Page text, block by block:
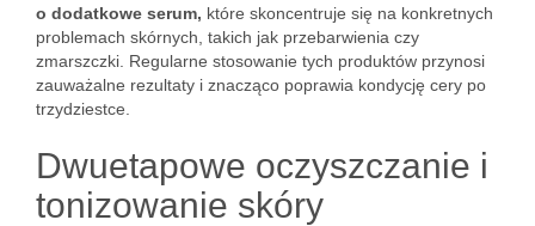
o dodatkowe serum, które skoncentruje się na konkretnych
problemach skórnych, takich jak przebarwienia czy
zmarszczki. Regularne stosowanie tych produktów przynosi
zauważalne rezultaty i znacząco poprawia kondycję cery po
trzydziestce.
Dwuetapowe oczyszczanie i
tonizowanie skóry